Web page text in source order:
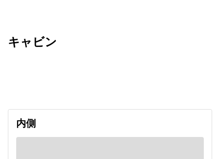
キャビン
内側